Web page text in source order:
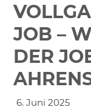
JOB –
DER
6. Juni 2025